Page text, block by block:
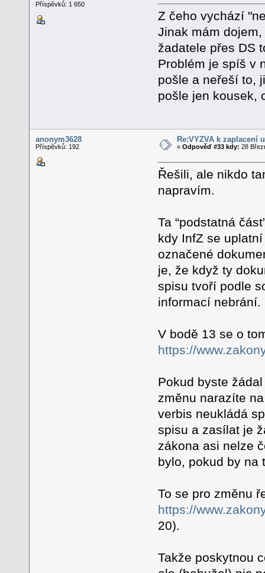
Příspěvků: 1 650
Z čeho vychází
Jinak mám
žadatele přes DS
Problém je spíš v
pošle a neřeší to,
pošle jen kousek,
anonym3628
Příspěvků: 192
Re:VÝZVA k zaplacení
«Odpověď #33 kdy: 28
Řešili, ale nikdo
napravím.
Ta “podstatná
kdy InfZ se
označené
je, že když ty
spisu tvoří podle
informací nebrání.
V bodě 13 se o
https://
Pokud byste
změnu narazíte
verbis neukládá
spisu a zasílat je
zákona asi nelze
bylo, pokud by na
To se pro změnu
https://
20).
Takže poskytnou